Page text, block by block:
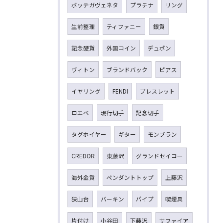
ボッテガヴェネタ プラチナ リング
生前整理 ティファニー 銀貨
記念硬貨 外国コイン デュポン
ヴィトン ブランドバック ピアス
イヤリング FENDI ブレスレット
ロエベ 現行切手 記念切手
タグホイヤー ギター モンブラン
CREDOR 東藤沢 グランドセイコー
海外金貨 ペンダントトップ 上藤沢
狭山台 バーキン パイプ 喫煙具
片付け 小谷田 下藤沢 サファイア